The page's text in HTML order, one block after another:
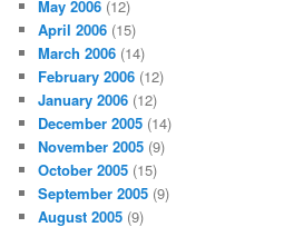
May 2006 (12)
April 2006 (15)
March 2006 (14)
February 2006 (12)
January 2006 (12)
December 2005 (14)
November 2005 (9)
October 2005 (15)
September 2005 (9)
August 2005 (9)